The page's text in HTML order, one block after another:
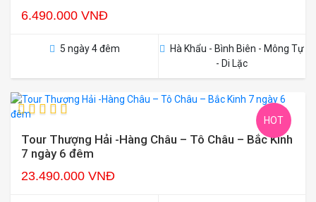
6.490.000 VNĐ
5 ngày 4 đêm
Hà Khẩu - Bình Biên - Mông Tự
- Di Lặc
HOT
Tour Thượng Hải -Hàng Châu – Tô Châu – Bắc Kinh
7 ngày 6 đêm
23.490.000 VNĐ